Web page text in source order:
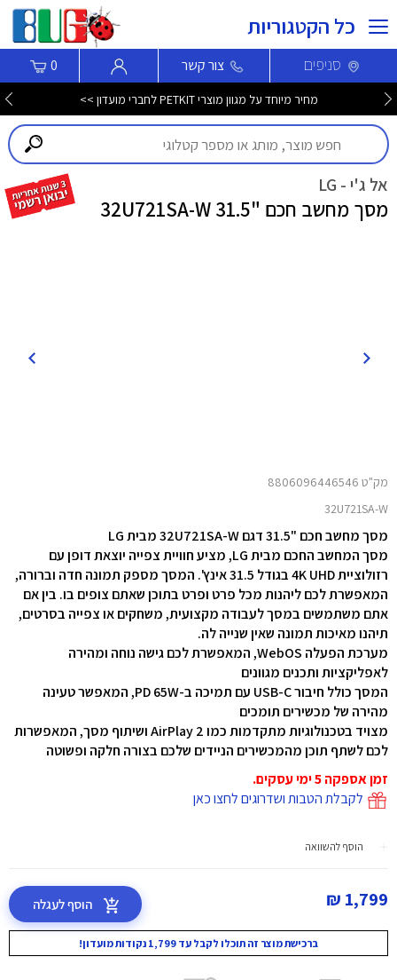
כל הקטגוריות
סניפים צור קשר 0
מחיר מיוחד על מגוון מוצרי PETKIT לחברי מועדון >>
אל ג'י - LG
מסך מחשב חכם "31.5 32U721SA-W
מק"ט 8806096446546
32U721SA-W
מסך מחשב חכם "31.5 דגם 32U721SA-W מבית LG
מסך המחשב החכם מבית LG, מציע חוויית צפייה יוצאת דופן עם
רזולוציית 4K UHD בגודל 31.5 אינץ'. המסך מספק תמונה חדה וברורה,
המאפשרת לכם ליהנות מכל פרט ופרט בתוכן שאתם צופים בו. בין אם
אתם משתמשים במסך לעבודה מקצועית, משחקים או צפייה בסרטים,
תיהנו מאיכות תמונה שאין שנייה לה.
מערכת הפעלה WebOS, המאפשרת לכם גישה נוחה ומהירה
לאפליקציות ותכנים מגוונים
המסך כולל חיבור USB-C עם תמיכה ב-PD 65W, המאפשר טעינה
מהירה של מכשירים תומכים
מצויד בטכנולוגיות מתקדמות כמו AirPlay 2 ושיתוף מסך, המאפשרות
לכם לשתף תוכן מהמכשירים הניידים שלכם בצורה חלקה ופשוטה
זמן אספקה 5 ימי עסקים.
לקבלת הטבות ושדרוגים לחצו כאן
הוסף להשוואה
1,799 ₪ הוסף לעגלה
ברכישת מוצר זה תוכלו לקבל עד 1,799 נקודות מועדון!